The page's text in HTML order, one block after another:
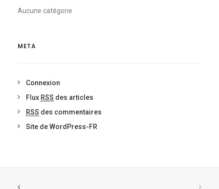
Aucune catégorie
META
Connexion
Flux RSS des articles
RSS des commentaires
Site de WordPress-FR